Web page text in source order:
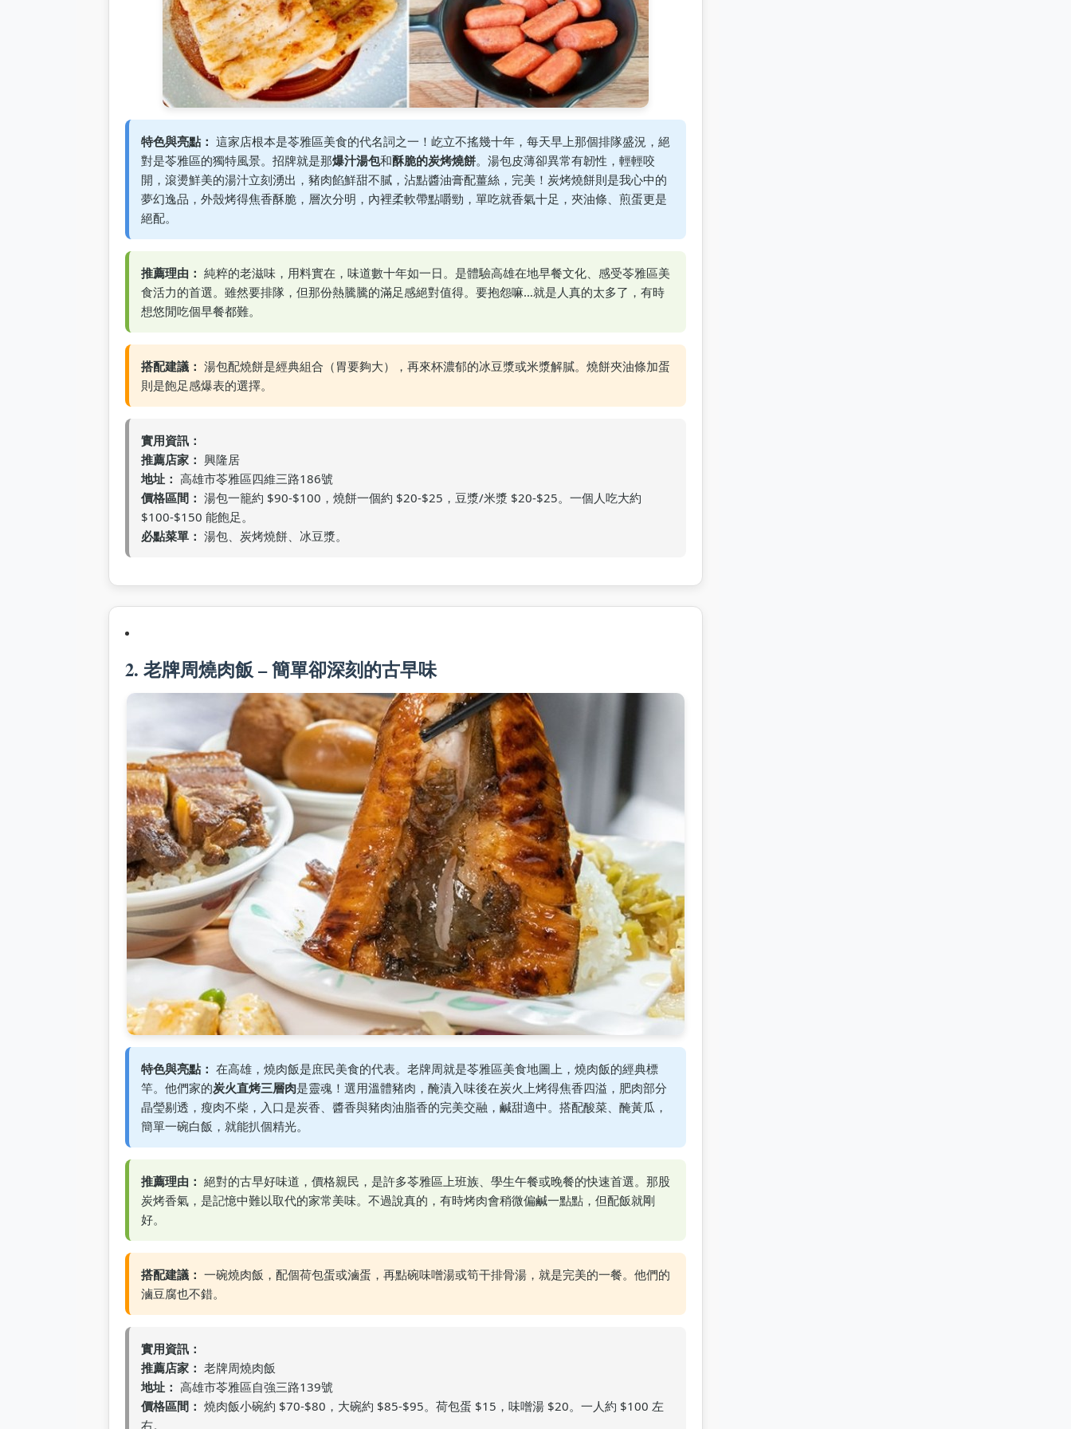
特色與亮點： 這家店根本是苓雅區美食的代名詞之一！屹立不搖幾十年，每天早上那個排隊盛況，絕
對是苓雅區的獨特風景。招牌就是那爆汁湯包和酥脆的炭烤燒餅。湯包皮薄卻異常有韌性，輕輕咬
開，滾燙鮮美的湯汁立刻湧出，豬肉餡鮮甜不膩，沾點醬油膏配薑絲，完美！炭烤燒餅則是我心中的
夢幻逸品，外殼烤得焦香酥脆，層次分明，內裡柔軟帶點嚼勁，單吃就香氣十足，夾油條、煎蛋更是
絕配。
推薦理由： 純粹的老滋味，用料實在，味道數十年如一日。是體驗高雄在地早餐文化、感受苓雅區美
食活力的首選。雖然要排隊，但那份熱騰騰的滿足感絕對值得。要抱怨嘛…就是人真的太多了，有時
想悠閒吃個早餐都難。
搭配建議： 湯包配燒餅是經典組合（胃要夠大），再來杯濃郁的冰豆漿或米漿解膩。燒餅夾油條加蛋
則是飽足感爆表的選擇。
實用資訊：
推薦店家： 興隆居
地址： 高雄市苓雅區四維三路186號
價格區間： 湯包一籠約 $90-$100，燒餅一個約 $20-$25，豆漿/米漿 $20-$25。一個人吃大約
$100-$150 能飽足。
必點菜單： 湯包、炭烤燒餅、冰豆漿。
2. 老牌周燒肉飯 – 簡單卻深刻的古早味
特色與亮點： 在高雄，燒肉飯是庶民美食的代表。老牌周就是苓雅區美食地圖上，燒肉飯的經典標
竿。他們家的炭火直烤三層肉是靈魂！選用溫體豬肉，醃漬入味後在炭火上烤得焦香四溢，肥肉部分
晶瑩剔透，瘦肉不柴，入口是炭香、醬香與豬肉油脂香的完美交融，鹹甜適中。搭配酸菜、醃黃瓜，
簡單一碗白飯，就能扒個精光。
推薦理由： 絕對的古早好味道，價格親民，是許多苓雅區上班族、學生午餐或晚餐的快速首選。那股
炭烤香氣，是記憶中難以取代的家常美味。不過說真的，有時烤肉會稍微偏鹹一點點，但配飯就剛
好。
搭配建議： 一碗燒肉飯，配個荷包蛋或滷蛋，再點碗味噌湯或筍干排骨湯，就是完美的一餐。他們的
滷豆腐也不錯。
實用資訊：
推薦店家： 老牌周燒肉飯
地址： 高雄市苓雅區自強三路139號
價格區間： 燒肉飯小碗約 $70-$80，大碗約 $85-$95。荷包蛋 $15，味噌湯 $20。一人約 $100 左
右。